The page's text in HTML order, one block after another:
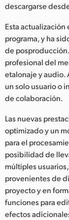
Malaysia
New
Norway
Poland
Portugal
Singapore
South
España
descargarse
Esta actualización
programa, y ha
de
profesional del
etalonaje y audio.
un solo usuario o
de colaboración.
Las nuevas
optimizado y un
para el
posibilidad de
múltiples
provenientes de
proyecto y en
funciones para
efectos